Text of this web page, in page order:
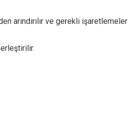
arındırılır ve gerekli işaretlemeler